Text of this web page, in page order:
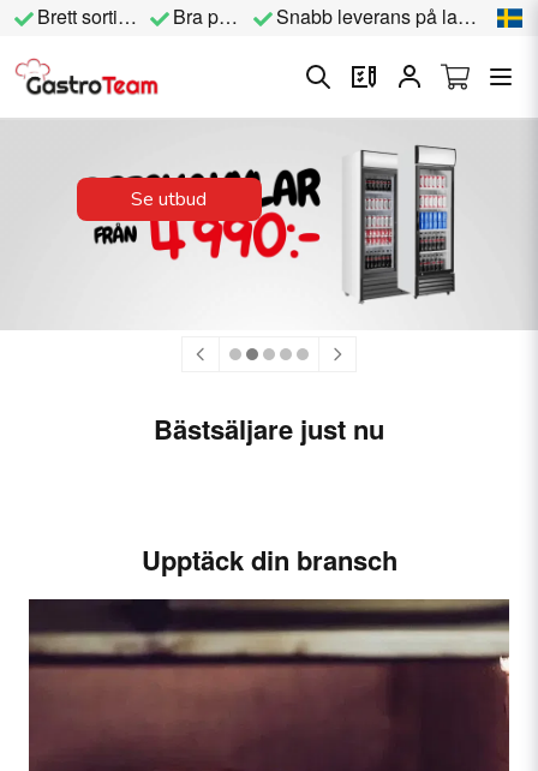
Brett sortiment Bra priser Snabb leverans på lagervara
Se deals
Bästsäljare just nu
Upptäck din bransch